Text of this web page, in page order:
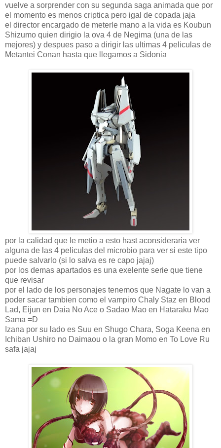
vuelve a sorprender con su segunda saga animada que por
el momento es menos criptica pero igal de copada jaja
el director encargado de meterle mano a la vida es Koubun
Shizumo quien dirigio la ova 4 de Negima (una de las
mejores) y despues paso a dirigir las ultimas 4 peliculas de
Metantei Conan hasta que llegamos a Sidonia
por la calidad que le metio a esto hast aconsideraria ver
alguna de las 4 peliculas del microbio para ver si este tipo
puede salvarlo (si lo salva es re capo jajaj)
por los demas apartados es una exelente serie que tiene
que revisar
por el lado de los personajes tenemos que Nagate lo van a
poder sacar tambien como el vampiro Chaly Staz en Blood
Lad, Eijun en Daia No Ace o Sadao Mao en Hataraku Mao
Sama =D
Izana por su lado es Suu en Shugo Chara, Soga Keena en
Ichiban Ushiro no Daimaou o la gran Momo en To Love Ru
safa jajaj